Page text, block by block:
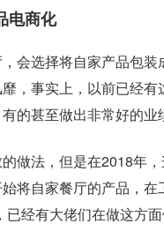
电商化
会选择将自家产品包
，事实上，以前已经
的甚至做出非常好的业
做法，但是在2018年
将自家餐厅的产品，
已经有大佬们在做这方